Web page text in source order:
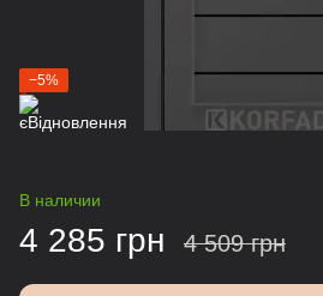
−5%
В наличии
4 285 грн 4 509 грн